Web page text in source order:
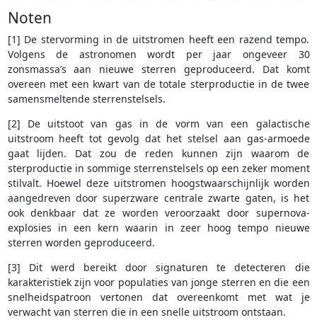
Noten
[1] De stervorming in de uitstromen heeft een razend tempo.
Volgens de astronomen wordt per jaar ongeveer 30
zonsmassa’s aan nieuwe sterren geproduceerd. Dat komt
overeen met een kwart van de totale sterproductie in de twee
samensmeltende sterrenstelsels.
[2] De uitstoot van gas in de vorm van een galactische
uitstroom heeft tot gevolg dat het stelsel aan gas-armoede
gaat lijden. Dat zou de reden kunnen zijn waarom de
sterproductie in sommige sterrenstelsels op een zeker moment
stilvalt. Hoewel deze uitstromen hoogstwaarschijnlijk worden
aangedreven door superzware centrale zwarte gaten, is het
ook denkbaar dat ze worden veroorzaakt door supernova-
explosies in een kern waarin in zeer hoog tempo nieuwe
sterren worden geproduceerd.
[3] Dit werd bereikt door signaturen te detecteren die
karakteristiek zijn voor populaties van jonge sterren en die een
snelheidspatroon vertonen dat overeenkomt met wat je
verwacht van sterren die in een snelle uitstroom ontstaan.